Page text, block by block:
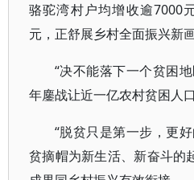
骆驼湾村户均增收逾7000
元，正舒展乡村全面振兴新画
“决不能落下一个贫困
年鏖战让近一亿农村贫困人
“脱贫只是第一步，更
贫摘帽为新生活、新奋斗的